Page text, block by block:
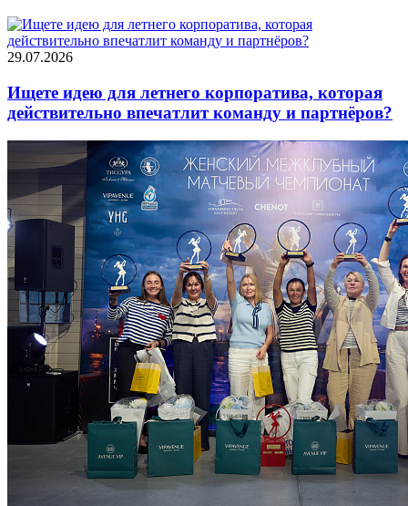
29.07.2026
Ищете идею для летнего корпоратива, которая
действительно впечатлит команду и партнёров?